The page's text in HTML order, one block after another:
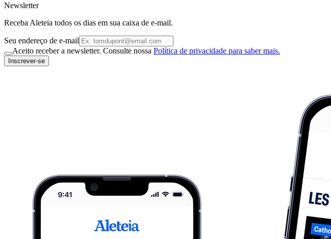
Newsletter
Receba Aleteia todos os dias em sua caixa de e-mail.
Seu endereço de e-mail
Aceito receber a newsletter. Consulte nossa Política de privacidade para saber mais.
Inscrever-se